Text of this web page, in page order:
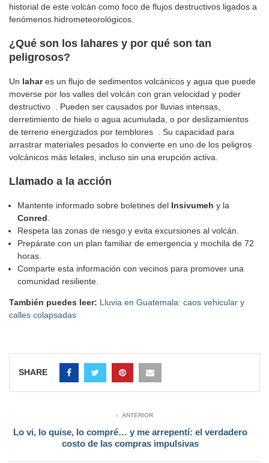
historial de este volcán como foco de flujos destructivos ligados a
fenómenos hidrometeorológicos.
¿Qué son los lahares y por qué son tan
peligrosos?
Un lahares un flujo de sedimentos volcánicos y agua que puede
moverse por los valles del volcán con gran velocidad y poder
destructivo . Pueden ser causados por lluvias intensas,
derretimiento de hielo o agua acumulada, o por deslizamientos
de terreno energizados por temblores . Su capacidad para
arrastrar materiales pesados lo convierte en uno de los peligros
volcánicos más letales, incluso sin una erupción activa.
Llamado a la acción
Mantente informado sobre boletines del Insivumeh y la
Conred.
Respeta las zonas de riesgo y evita excursiones al volcán.
Prepárate con un plan familiar de emergencia y mochila de 72
horas.
Comparte esta información con vecinos para promover una
comunidad resiliente.
También puedes leer: Lluvia en Guatemala: caos vehicular y
calles colapsadas
SHARE
ANTERIOR
Lo vi, lo quise, lo compré… y me arrepentí: el verdadero
costo de las compras impulsivas